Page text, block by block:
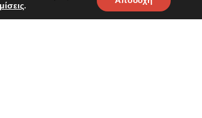
Μείνετε ενημερωμένοι για νέα
.